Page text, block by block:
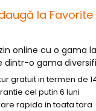
la Favorite
online cu o gama
dintr-o gama
gratuit in termen de
cel putin 6 luni
rapida in toata tara